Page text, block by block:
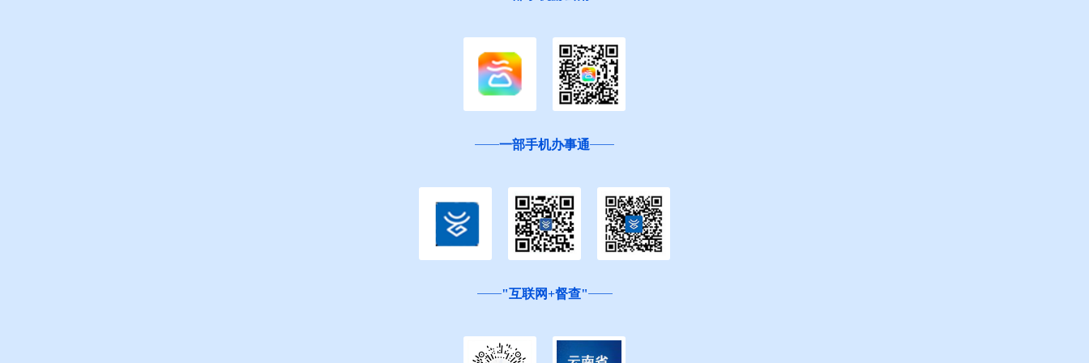
一部手机办事通
"互联网+督查"